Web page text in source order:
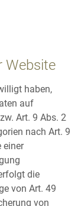
Website
haben,
auf
Art. 9 Abs. 2
nach Art. 9
einer
die
von Art. 49
von